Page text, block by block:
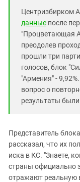
Центризбирком
данные после
"Процветающая
преодолев
прошли три
голосов, блок
"Армения" -
вопрос о
результаты
Представитель
рассказал, что их
иска в КС. "Знаете,
страны официально
отражают реальную